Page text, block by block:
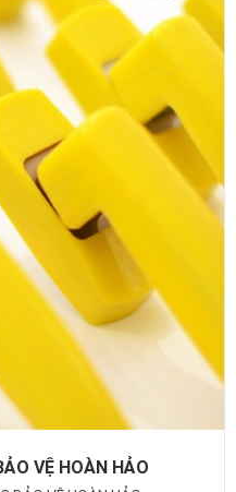
VỆ HOÀN HẢO